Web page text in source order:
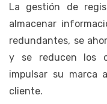
La gestión de
almacenar
redundantes, se
y se reducen los
impulsar su marca
cliente.